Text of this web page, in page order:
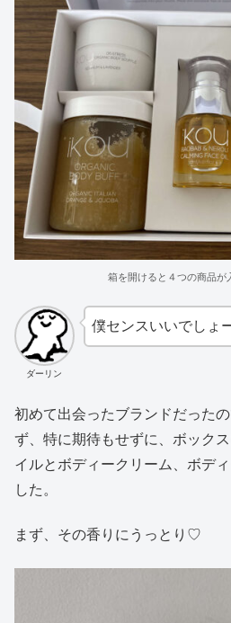
箱を開けると４つの商品が
ダーリン
僕センスいいでしょ
初めて出会ったブランドだった
ず、特に期待もせずに、ボック
イルとボディークリーム、ボデ
した。
まず、その香りにうっとり♡